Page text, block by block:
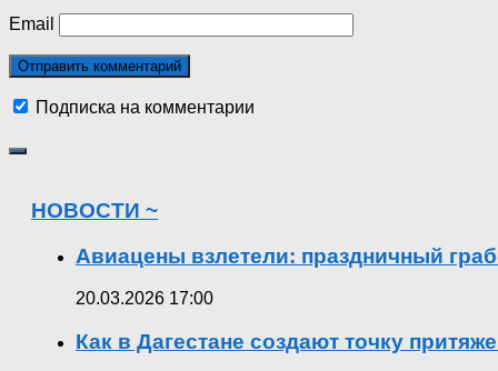
Email
Подписка на комментарии
НОВОСТИ ~
Авиацены взлетели: праздничный
20.03.2026 17:00
Как в Дагестане создают точку